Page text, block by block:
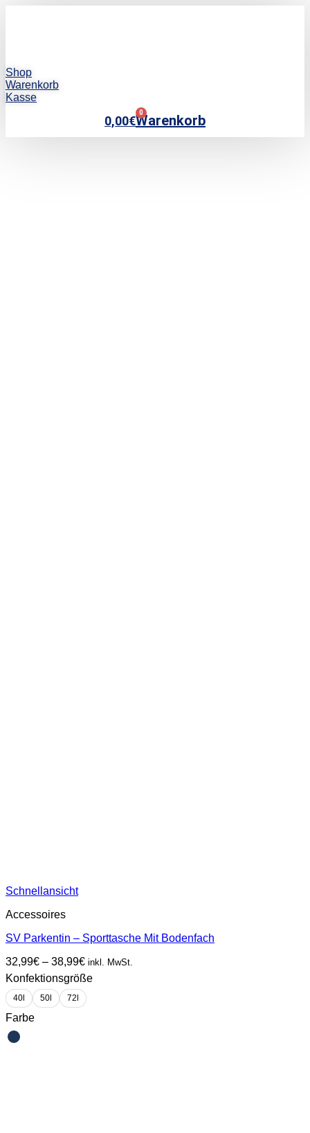
Shop
Warenkorb
Kasse
0,00€
0
Warenkorb
Schnellansicht
Accessoires
SV Parkentin – Sporttasche Mit Bodenfach
32,99€ – 38,99€Preisspanne:
32,99€
bis
38,99€
inkl. MwSt.
Konfektionsgröße
40l 50l 72l
Farbe